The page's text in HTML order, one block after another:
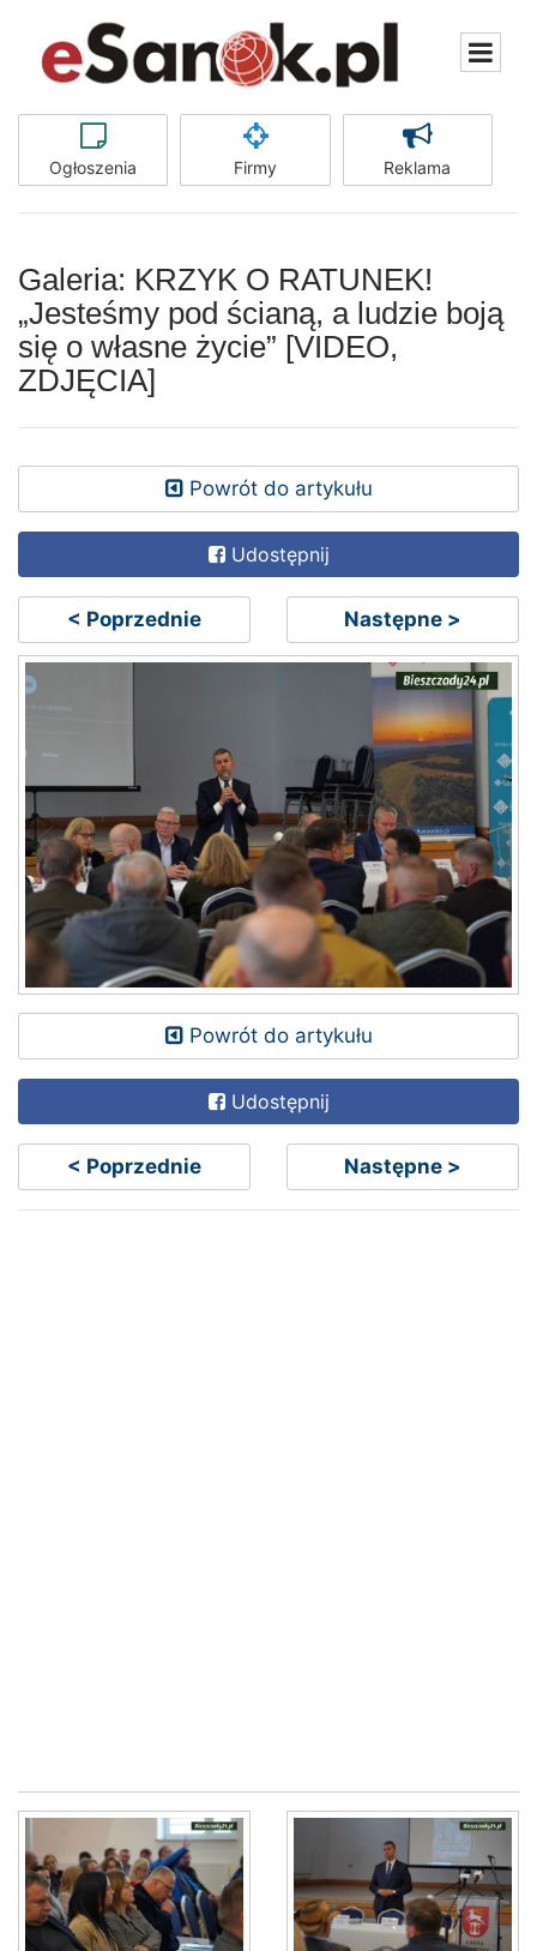
Ogłoszenia Firmy Reklama
Galeria: KRZYK O RATUNEK!
„Jesteśmy pod ścianą, a ludzie boją
się o własne życie” [VIDEO,
ZDJĘCIA]
Powrót do artykułu
Udostępnij
< Poprzednie Następne >
Powrót do artykułu
Udostępnij
< Poprzednie Następne >